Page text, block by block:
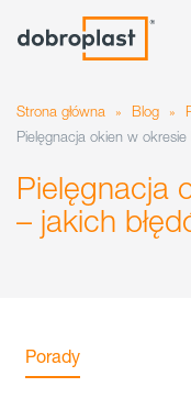
Strona główna » Blog »
Pielęgnacja okien w
Pielęgnacja
– jakich
Porady